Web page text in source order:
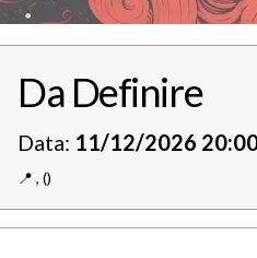
Da Definire
Data: 11/12/2026
📍️ , ()